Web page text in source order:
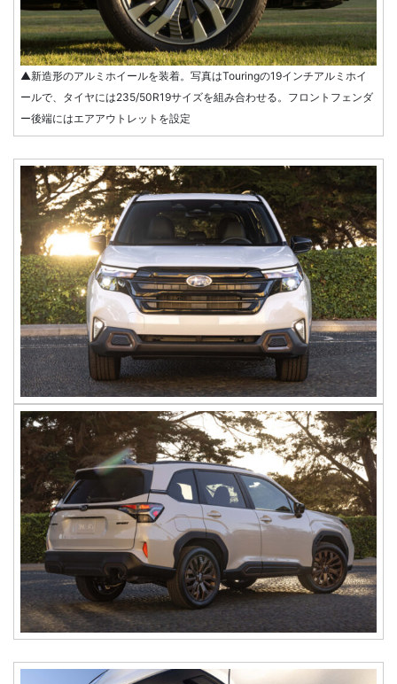
▲新造形のアルミホイールを装着。写真はTouringの19インチアルミホイ
ールで、タイヤには235/50R19サイズを組み合わせる。フロントフェンダ
ー後端にはエアアウトレットを設定